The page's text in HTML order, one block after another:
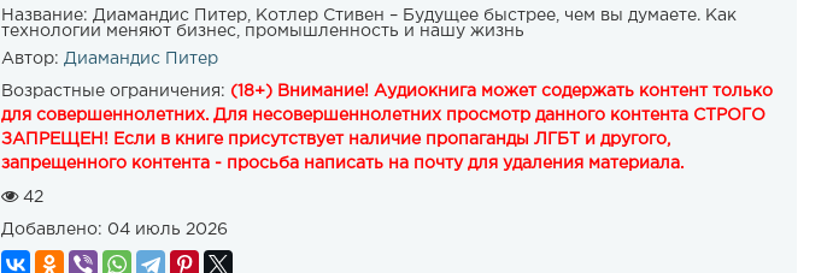
Название: Диамандис Питер, Котлер Стивен – Будущее быстрее, чем вы думаете. Как
технологии меняют бизнес, промышленность и нашу жизнь
Автор: Диамандис Питер
Возрастные ограничения: (18+) Внимание! Аудиокнига может содержать контент только
для совершеннолетних. Для несовершеннолетних просмотр данного контента СТРОГО
ЗАПРЕЩЕН! Если в книге присутствует наличие пропаганды ЛГБТ и другого,
запрещенного контента - просьба написать на почту для удаления материала.
42
Добавлено: 04 июль 2026